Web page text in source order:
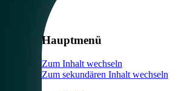
Hauptmenü
Zum Inhalt wechseln
Zum sekundären Inhalt wechseln